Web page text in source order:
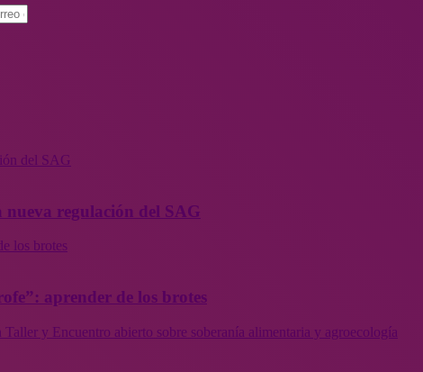
del SAG
regulación del SAG
los brotes
aprender de los brotes
y Encuentro abierto sobre soberanía alimentaria y agroecología